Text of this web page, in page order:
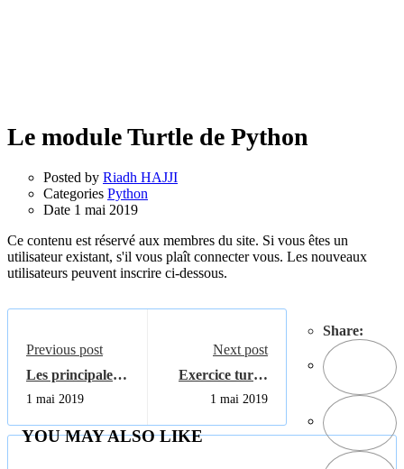
Le module Turtle de Python
Posted by Riadh HAJJI
Categories Python
Date 1 mai 2019
Ce contenu est réservé aux membres du site. Si vous êtes un
utilisateur existant, s'il vous plaît connecter vous. Les nouveaux
utilisateurs peuvent inscrire ci-dessous.
Share:
Previous post
Les principales
fonctions du
module turtle
python
1 mai 2019
Next post
Exercice turtle
Python (dessin1)
1 mai 2019
YOU MAY ALSO LIKE